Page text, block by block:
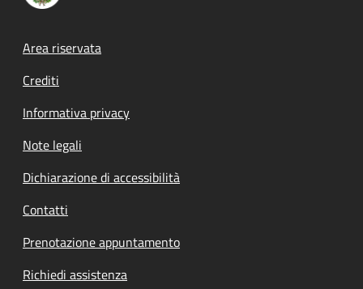
Footer menu
Area riservata
Crediti
Informativa privacy
Note legali
Dichiarazione di accessibilità
Contatti
Prenotazione appuntamento
Richiedi assistenza